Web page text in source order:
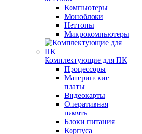
Компьютеры
Моноблоки
Неттопы
Микрокомпьютеры
Комплектующие для ПК
Процессоры
Материнские
платы
Видеокарты
Оперативная
память
Блоки питания
Корпуса